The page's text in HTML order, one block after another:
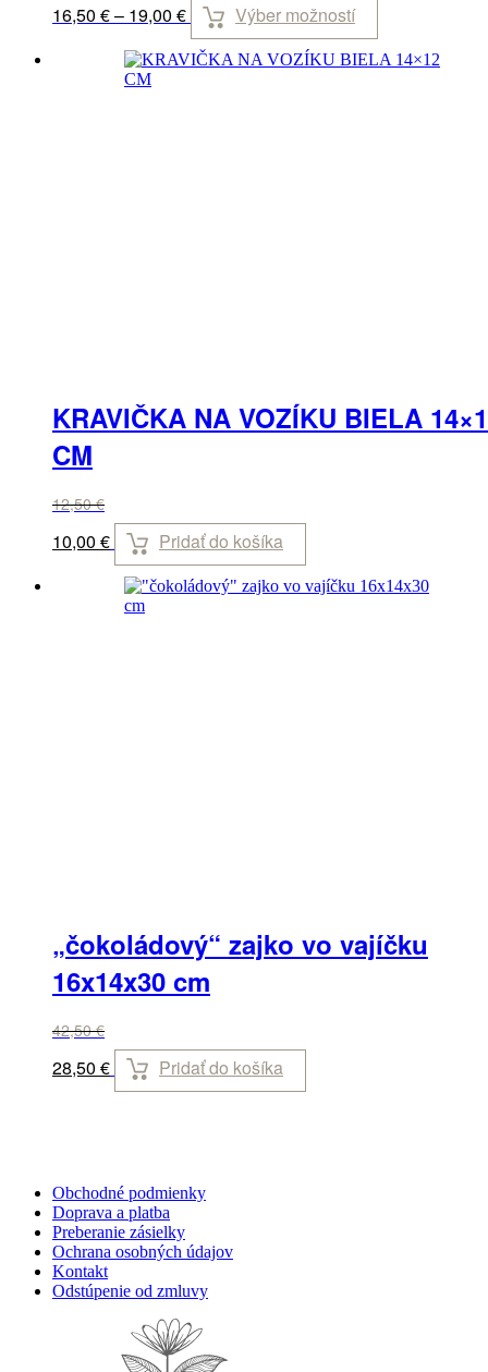
16,50 €– 19,00 € Výber možností
KRAVIČKA NA VOZÍKU BIELA
CM
12,50€
10,00 € Pridať do košíka
„čokoládový“ zajko vo vajíčku
16x14x30 cm
42,50€
28,50 € Pridať do košíka
Obchodné podmienky
Doprava a platba
Preberanie zásielky
Ochrana osobných údajov
Kontakt
Odstúpenie od zmluvy